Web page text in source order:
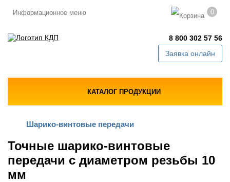
Информационное меню 0
8 800 302 57 56
Заявка онлайн
КАТАЛОГ ПРОДУКЦИИ
Шарико-винтовые передачи
Точные шарико-винтовые
передачи с диаметром резьбы 10
мм